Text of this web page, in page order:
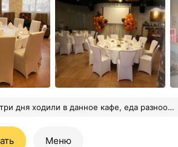
данное кафе, еда разнообразная и свежая, большой выбор!
Меню